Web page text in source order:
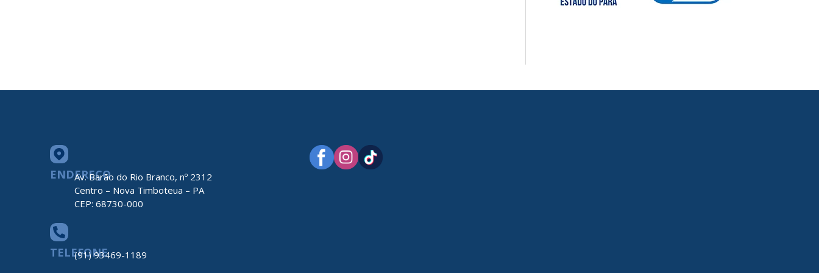
ENDEREÇO
Av. Barão do Rio Branco, nº 2312
Centro – Nova Timboteua – PA
CEP: 68730-000
TELEFONE
(91) 93469-1189